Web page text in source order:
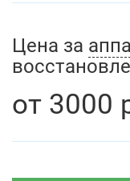
Цена за
от 3000